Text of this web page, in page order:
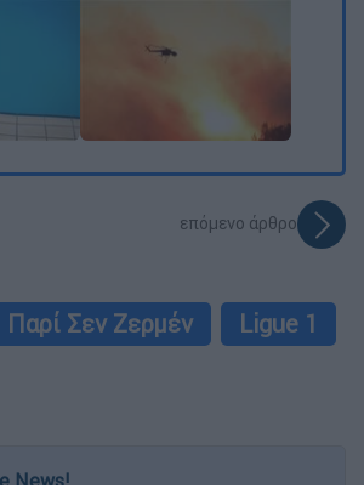
επόμενο άρθρο
Παρί Σεν Ζερμέν
Ligue 1
News!